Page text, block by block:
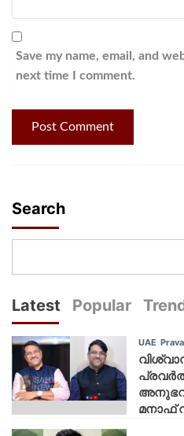
Save my name, email, and
next time I comment.
Search
Latest Popular
UAE
മനാഫ്